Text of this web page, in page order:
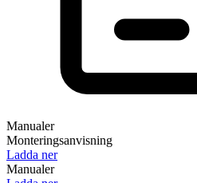
Manualer
Monteringsanvisning
Ladda ner
Manualer